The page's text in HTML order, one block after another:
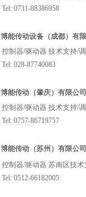
Tel: 0731-88386958
博能传动设备（成都）有
控制器/驱动器 技术支持/
Tel: 028-87740083
博能传动（肇庆）有限公司
控制器/驱动器 技术支持/
Tel: 0757-86719757
博能传动（苏州）有限公司
控制器/驱动器 苏南区技
Tel: 0512-66182005